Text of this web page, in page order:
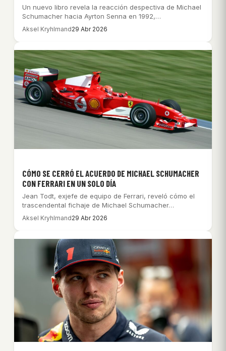
Un nuevo libro revela la reacción despectiva de Michael
Schumacher hacia Ayrton Senna en 1992,…
Aksel Kryhlmand29 Abr 2026
CÓMO SE CERRÓ EL ACUERDO DE MICHAEL SCHUMACHER
CON FERRARI EN UN SOLO DÍA
Jean Todt, exjefe de equipo de Ferrari, reveló cómo el
trascendental fichaje de Michael Schumacher…
Aksel Kryhlmand29 Abr 2026